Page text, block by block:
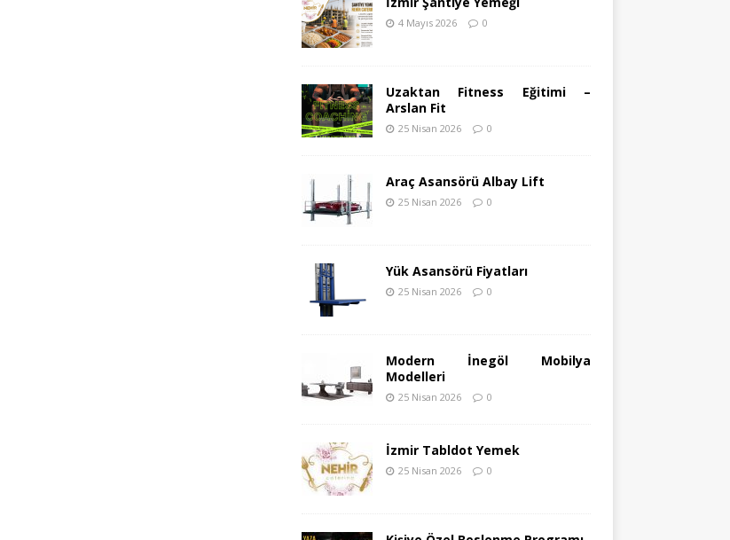
4 Mayıs 2026 0
Uzaktan Fitness Eğitimi –
Arslan Fit
25 Nisan 2026 0
Araç Asansörü Albay Lift
25 Nisan 2026 0
Yük Asansörü Fiyatları
25 Nisan 2026 0
Modern İnegöl Mobilya
Modelleri
25 Nisan 2026 0
İzmir Tabldot Yemek
25 Nisan 2026 0